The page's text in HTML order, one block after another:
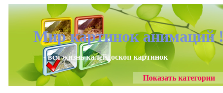
Мир картинок анимаций
- вся жизнь калейдоскоп картинок
Показать категории